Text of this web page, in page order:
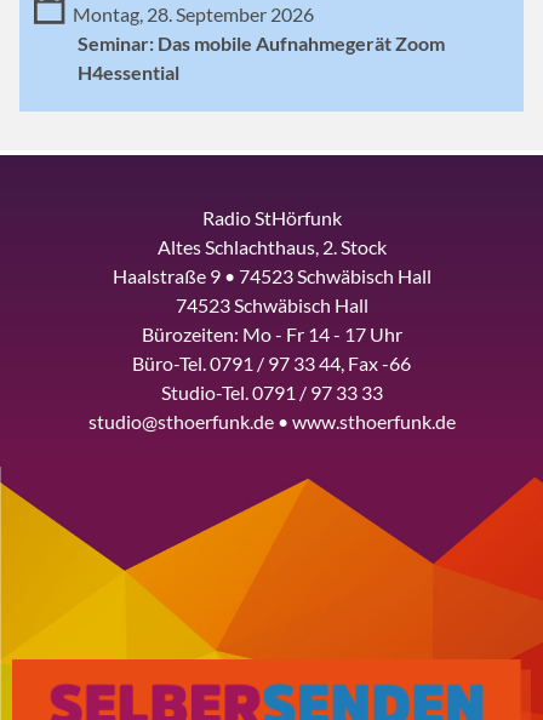
Montag, 28. September 2026
Seminar: Das mobile Aufnahmegerät Zoom
H4essential
Radio StHörfunk
Altes Schlachthaus, 2. Stock
Haalstraße 9 • 74523 Schwäbisch Hall
74523 Schwäbisch Hall
Bürozeiten: Mo - Fr 14 - 17 Uhr
Büro-Tel. 0791 / 97 33 44, Fax -66
Studio-Tel. 0791 / 97 33 33
studio@sthoerfunk.de • www.sthoerfunk.de